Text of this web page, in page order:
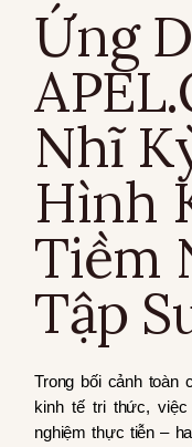
Ứng
Nhĩ
Hình
Tiềm
Tập
Trong bối cảnh toàn
kinh tế tri thức,
nghiệm thực tiễn –